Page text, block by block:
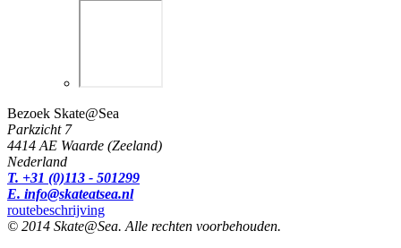
Bezoek Skate@Sea
Parkzicht 7
4414 AE Waarde (Zeeland)
Nederland
T. +31 (0)113 - 501299
E. info@skateatsea.nl
routebeschrijving
© 2014 Skate@Sea. Alle rechten voorbehouden.